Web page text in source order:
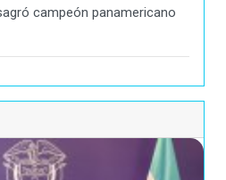
campeón panamericano